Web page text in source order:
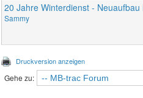
20 Jahre Winterdienst - Neuaufbau
Sammy
Druckversion anzeigen
Gehe zu: